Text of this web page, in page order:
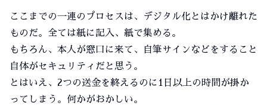
ここまでの一連のプロセスは、デジタル化とはかけ離れた
ものだ。全ては紙に記入、紙で集める。
もちろん、本人が窓口に来て、自筆サインなどをすること
自体がセキュリティだと思う。
とはいえ、2つの送金を終えるのに1日以上の時間が掛か
ってしまう。何かがおかしい。